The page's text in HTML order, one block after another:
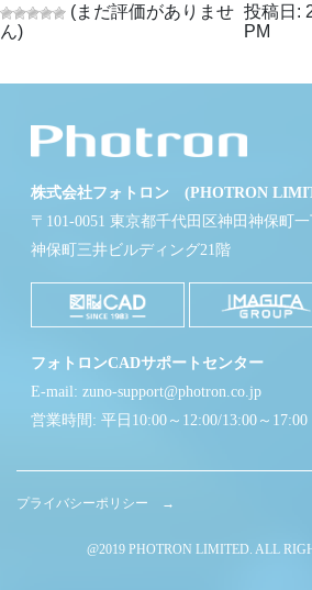
(まだ評価がありませ
ん)
投稿日:
PM
株式会社フォトロン (PHOTRON
〒101-0051 東京都千代田区神田神保町
神保町三井ビルディング21階
フォトロンCADサポートセンター
E-mail: zuno-support@photron.co.jp
営業時間: 平日10:00～12:00/13:00～17:00
プライバシーポリシー →
@2019 PHOTRON LIMITED. ALL